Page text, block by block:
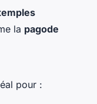
la pagode
pour :